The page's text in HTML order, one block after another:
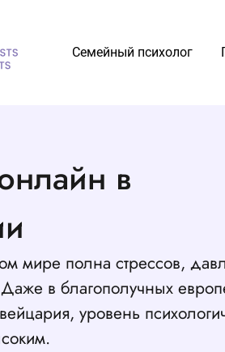
Семейный психолог
в
мире полна стрессов,
в благополучных
уровень